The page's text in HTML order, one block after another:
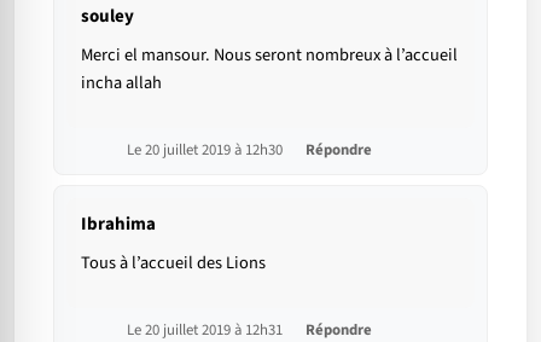
souley
Merci el mansour. Nous seront nombreux à l’accueil
incha allah
Le 20 juillet 2019 à 12h30 Répondre
Ibrahima
Tous à l’accueil des Lions
Le 20 juillet 2019 à 12h31 Répondre